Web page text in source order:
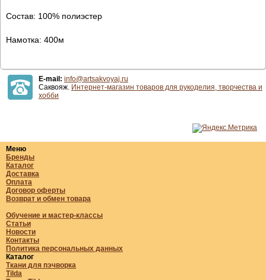
Состав: 100% полиэстер
Намотка: 400м
E-mail: info@artsakvoyaj.ru
Саквояж. Интернет-магазин товаров для рукоделия, творчества и
хобби
Меню
Бренды
Каталог
Доставка
Оплата
Договор оферты
Возврат и обмен товара
Обучение и мастер-классы
Статьи
Новости
Контакты
Политика персональных данных
Каталог
Ткани для пэчворка
Tilda